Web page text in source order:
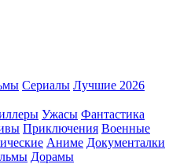
Сериалы Лучшие 2026
Ужасы Фантастика
Приключения Военные
Аниме Документалки
Дорамы